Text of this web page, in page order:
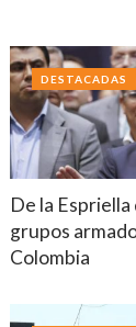
De la
grupos
Colombia
DESTACADAS